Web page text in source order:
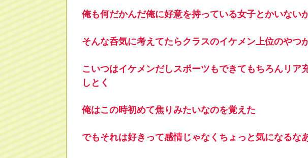
俺も何だかんだ俺に好意を持っている女子とかいない
そんな呑気に考えてたらクラスのイケメン上位のやつ
こいつはイケメンだしスポーツもできてもちろんリア
しとく
俺はこの時初めて焦りみたいなのを覚えた
でもそれは好きって感情じゃなくちょっと気になるな